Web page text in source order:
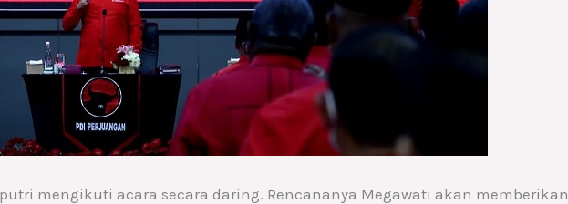
mengikuti acara secara daring. Rencananya Megawati akan memberikan